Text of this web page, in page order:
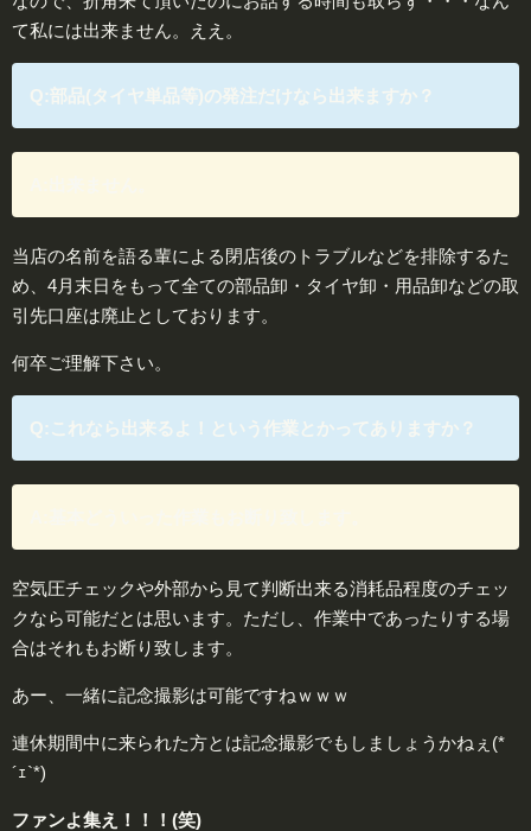
て私には出来ません。ええ。
Q:部品(タイヤ単品等)の発注だけなら出来ますか？
当店の名前を語る輩による閉店後のトラブルなどを排除するた
め、4月末日をもって全ての部品卸・タイヤ卸・用品卸などの取
引先口座は廃止としております。
何卒ご理解下さい。
Q:これなら出来るよ！という作業とかってありますか？
空気圧チェックや外部から見て判断出来る消耗品程度のチェッ
クなら可能だとは思います。ただし、作業中であったりする場
合はそれもお断り致します。
あー、一緒に記念撮影は可能ですねｗｗｗ
連休期間中に来られた方とは記念撮影でもしましょうかねぇ(*
´ｪ`*)
ファンよ集え！！！(笑)